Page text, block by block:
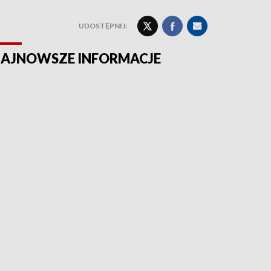
UDOSTĘPNIJ:
INFORMACJE